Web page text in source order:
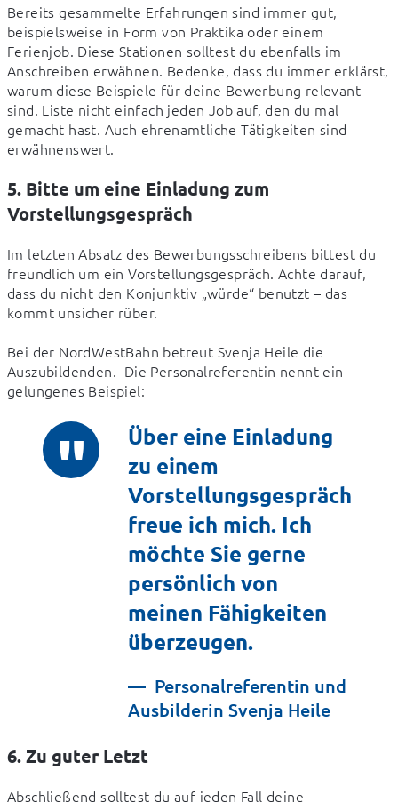
Bereits gesammelte Erfahrungen sind immer gut,
beispielsweise in Form von Praktika oder einem
Ferienjob. Diese Stationen solltest du ebenfalls im
Anschreiben erwähnen. Bedenke, dass du immer erklärst,
warum diese Beispiele für deine Bewerbung relevant
sind. Liste nicht einfach jeden Job auf, den du mal
gemacht hast. Auch ehrenamtliche Tätigkeiten sind
erwähnenswert.
5. Bitte um eine Einladung zum
Vorstellungsgespräch
Im letzten Absatz des Bewerbungsschreibens bittest du
freundlich um ein Vorstellungsgespräch. Achte darauf,
dass du nicht den Konjunktiv „würde“ benutzt – das
kommt unsicher rüber.
Bei der NordWestBahn betreut Svenja Heile die
Auszubildenden.  Die Personalreferentin nennt ein
gelungenes Beispiel:
Über eine Einladung
zu einem
Vorstellungsgespräch
freue ich mich. Ich
möchte Sie gerne
persönlich von
meinen Fähigkeiten
überzeugen.
Personalreferentin und
Ausbilderin Svenja Heile
6. Zu guter Letzt
Abschließend solltest du auf jeden Fall deine